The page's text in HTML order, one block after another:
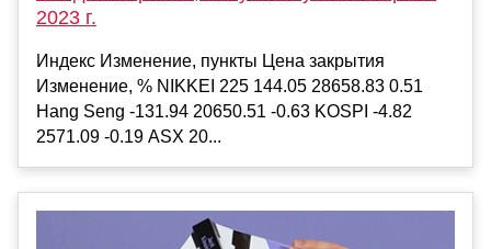
2023 г.
Индекс Изменение, пункты Цена закрытия
Изменение, % NIKKEI 225 144.05 28658.83 0.51
Hang Seng -131.94 20650.51 -0.63 KOSPI -4.82
2571.09 -0.19 ASX 20...